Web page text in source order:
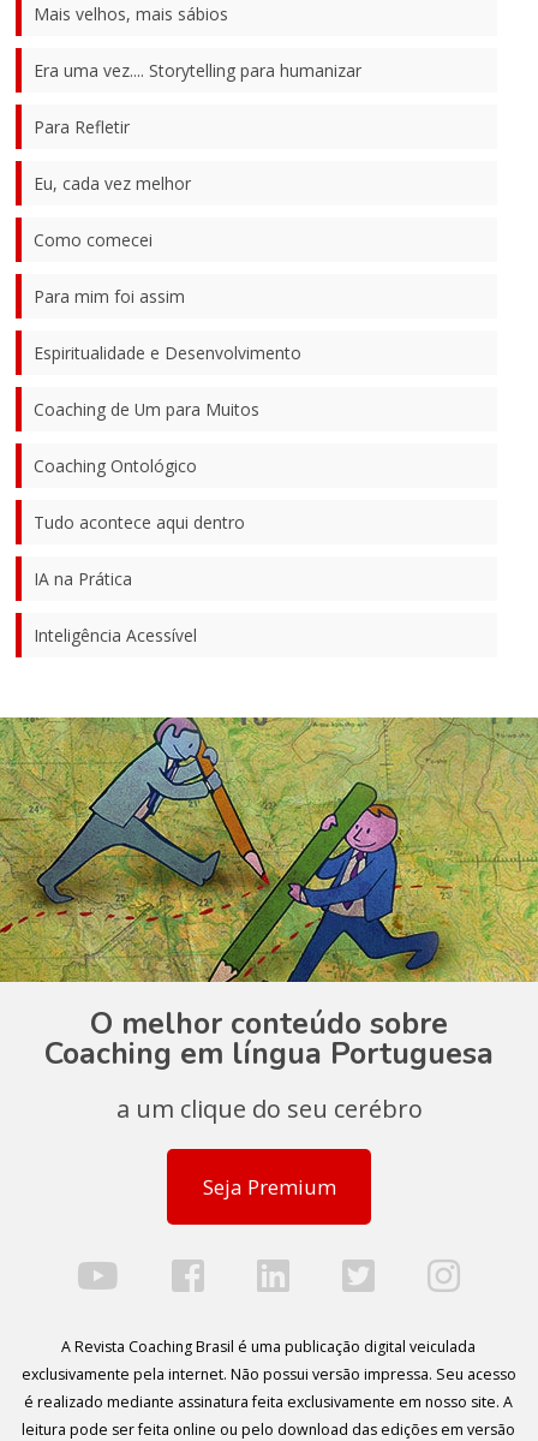
Mais velhos, mais sábios
Era uma vez.... Storytelling para humanizar
Para Refletir
Eu, cada vez melhor
Como comecei
Para mim foi assim
Espiritualidade e Desenvolvimento
Coaching de Um para Muitos
Coaching Ontológico
Tudo acontece aqui dentro
IA na Prática
Inteligência Acessível
O melhor conteúdo sobre
Coaching em língua Portuguesa
a um clique do seu cerébro
Seja Premium
A Revista Coaching Brasil é uma publicação digital veiculada
exclusivamente pela internet. Não possui versão impressa. Seu acesso
é realizado mediante assinatura feita exclusivamente em nosso site. A
leitura pode ser feita online ou pelo download das edições em versão